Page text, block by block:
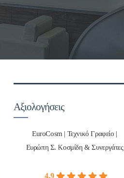
Αξιολογήσεις
EuroCosm | Τεχνικό Γραφείο |
Ευρώπη Σ. Κοσμίδη & Συνεργάτες
4.9